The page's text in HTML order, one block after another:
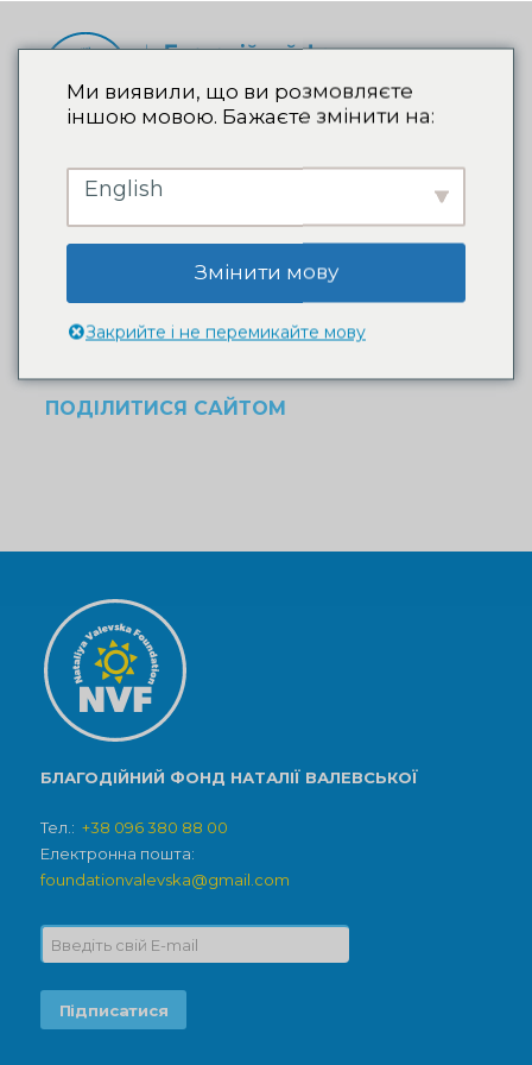
Пожертвування не
вдалося
Вибачте, ваше пожертвування не вдалося обробити.
Будь ласка, спробуйте ще раз або зверніться до
ПОДІЛИТИСЯ САЙТОМ
БЛАГОДІЙНИЙ ФОНД НАТАЛІЇ ВАЛЕВСЬКОЇ
Тел.: +38 096 380 88 00
Електронна пошта:
foundationvalevska@gmail.com
Ми виявили, що ви розмовляєте
іншою мовою. Бажаєте змінити на:
English
Змінити мову
Закрийте і не перемикайте мову